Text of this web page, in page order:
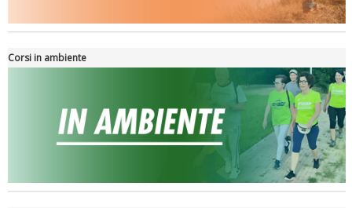
Tiziano Pesce nel Cda di Fondazione Terzjus: prima riunione a
Roma
Corsi in ambiente